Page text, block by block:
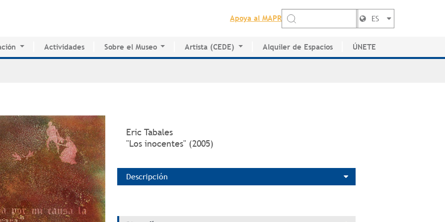
Apoya al MAPR
ES
de Innovación Educativa
Actividades Sobre el Museo
Historia del MAPR
Artista (CEDE)
CEDE
Alquiler de Espacios ÚNETE
Eric Tabales
"Los inocentes" (2005)
Descripción